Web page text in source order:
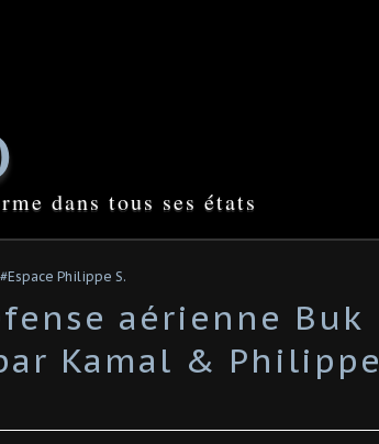
dans tous ses états
#Espace Philippe S.
aérienne Buk
Kamal & Philippe